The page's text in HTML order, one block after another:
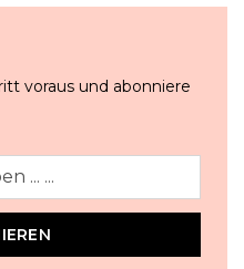
voraus und abonniere